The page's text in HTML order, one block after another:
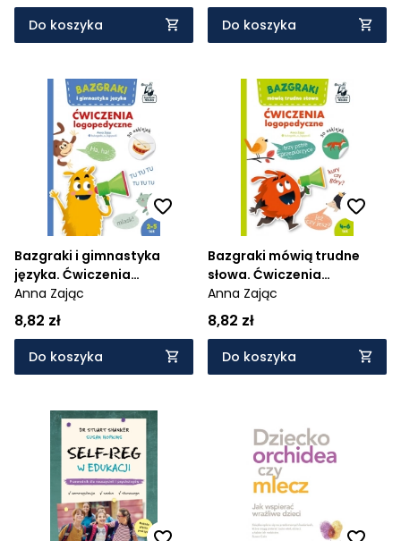
Do koszyka Do koszyka
Bazgraki i gimnastyka
języka. Ćwiczenia
logopedyczne
Anna Zając
8,82 zł
Do koszyka
Bazgraki mówią trudne
słowa. Ćwiczenia
logopedyczne
Anna Zając
8,82 zł
Do koszyka